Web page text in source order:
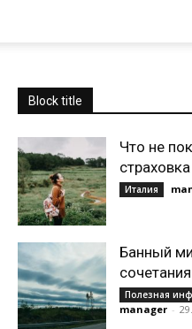
Block title
Что не
Италия
Банный
Полезная
manager -